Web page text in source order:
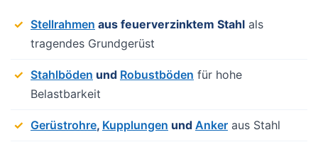
Stellrahmen aus feuerverzinktem Stahl als
tragendes Grundgerüst
Stahlböden und Robustböden für hohe
Belastbarkeit
Gerüstrohre, Kupplungen und Anker aus Stahl